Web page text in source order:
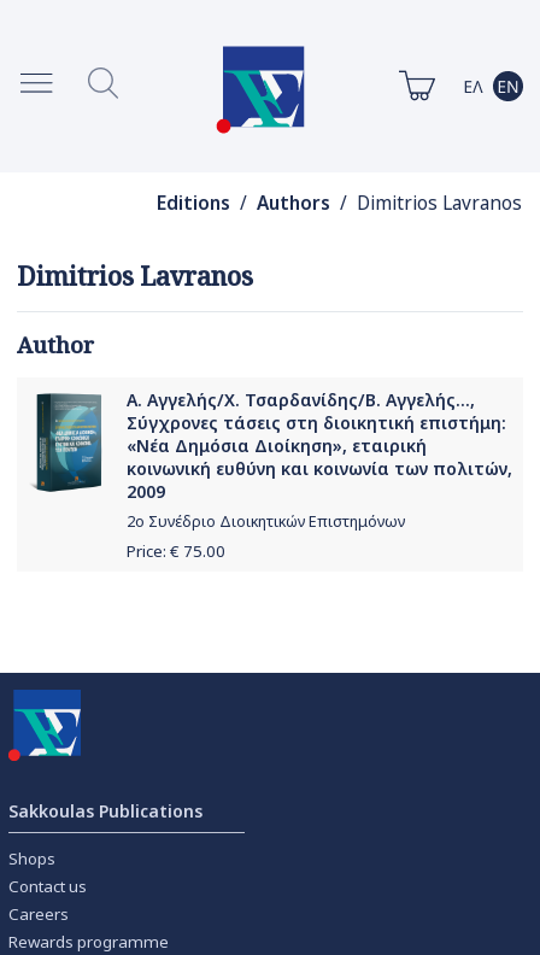
Editions / Authors / Dimitrios Lavranos
Dimitrios Lavranos
Author
Α. Αγγελής/Χ. Τσαρδανίδης/Β. Αγγελής...,
Σύγχρονες τάσεις στη διοικητική επιστήμη:
«Νέα Δημόσια Διοίκηση», εταιρική
κοινωνική ευθύνη και κοινωνία των πολιτών,
2009
2ο Συνέδριο Διοικητικών Επιστημόνων
Price: € 75.00
Sakkoulas Publications
Shops
Contact us
Careers
Rewards programme